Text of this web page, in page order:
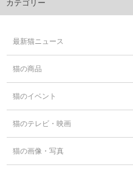
カテゴリー
最新猫ニュース
猫の商品
猫のイベント
猫のテレビ・映画
猫の画像・写真